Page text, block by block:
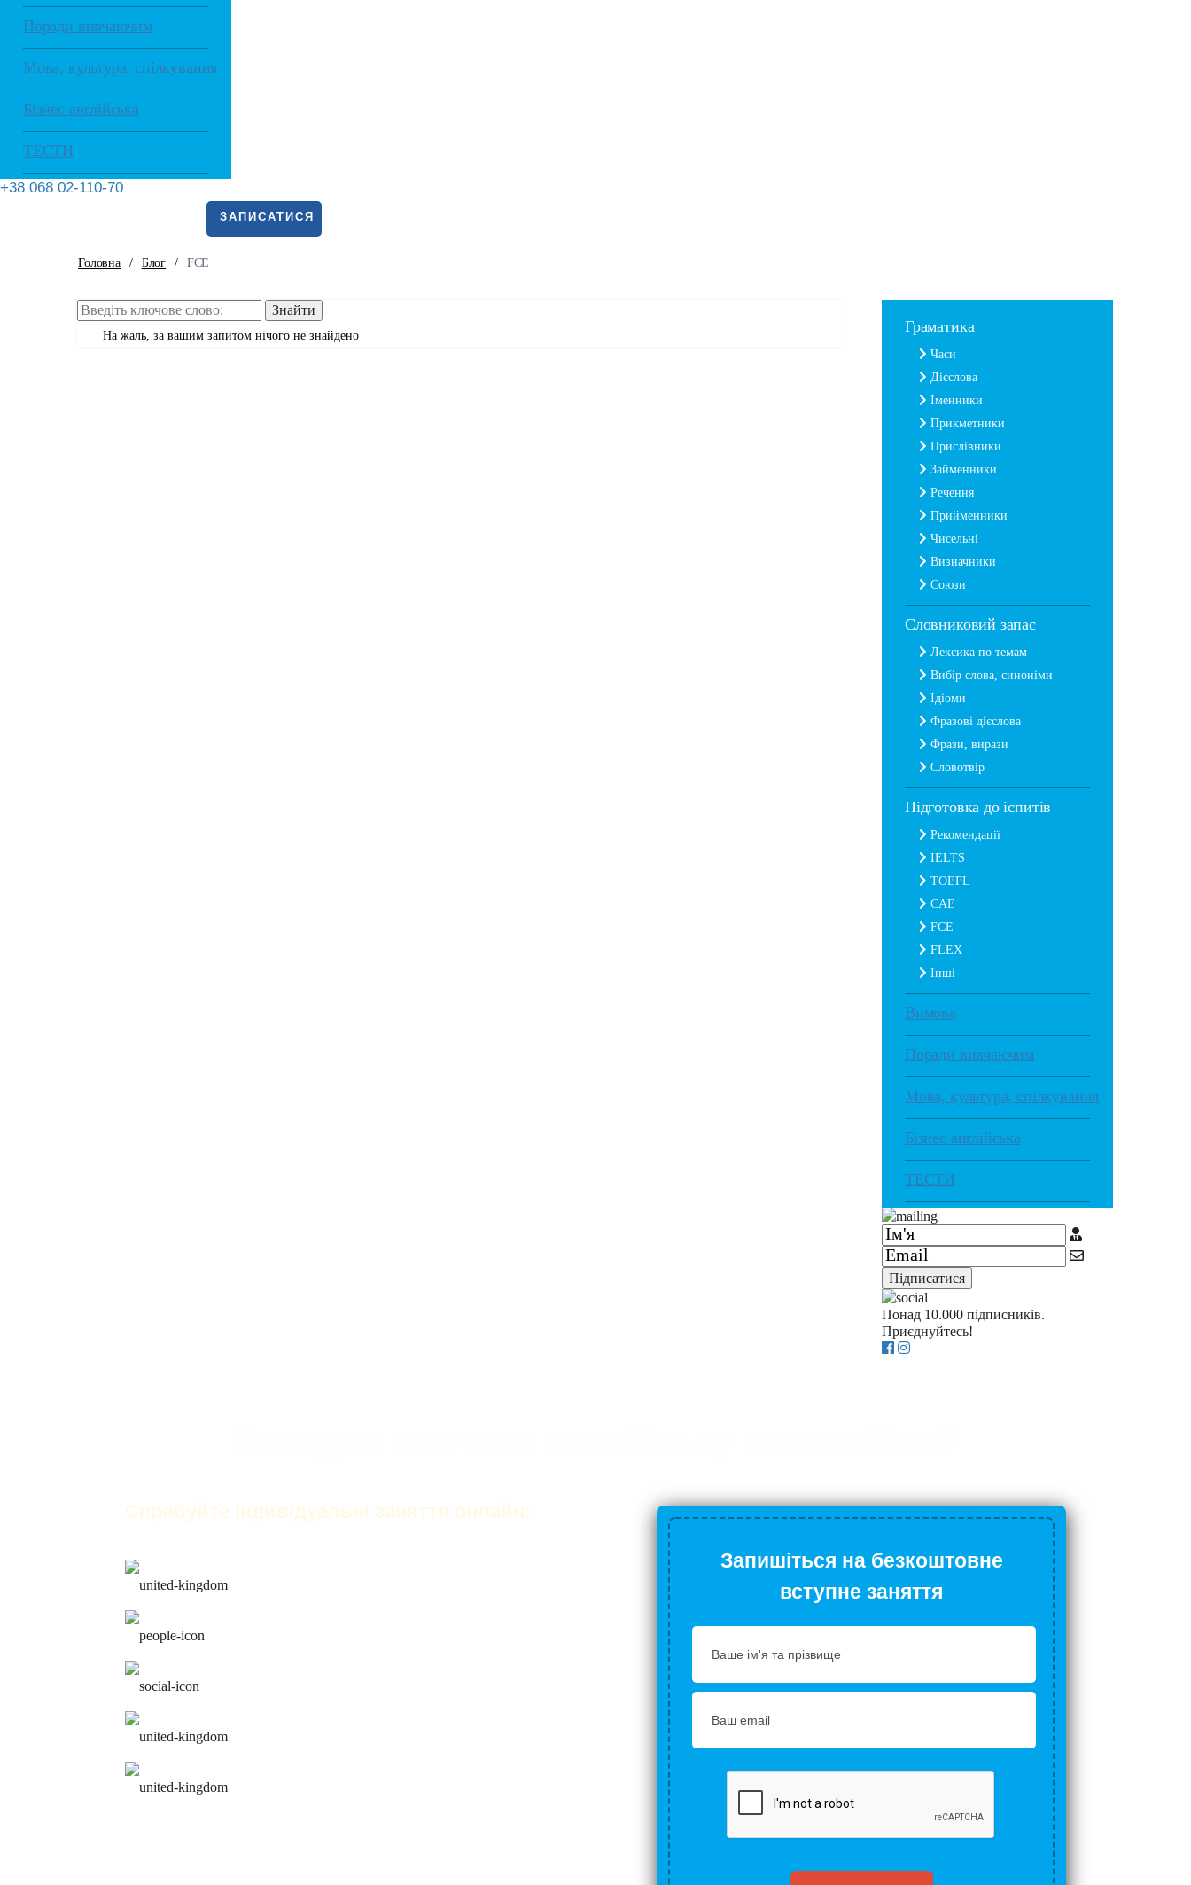
Поради вивчаючим
Мова, культура, спілкування
Бізнес англійська
ТЕСТИ
+38 068 02-110-70
ЗАПИСАТИСЯ
Головна / Блог / FCE
На жаль, за вашим запитом нічого не знайдено
Граматика
Часи
Дієслова
Іменники
Прикметники
Прислівники
Займенники
Речення
Прийменники
Чисельні
Визначники
Союзи
Словниковий запас
Лексика по темам
Вибір слова, синоніми
Ідіоми
Фразові дієслова
Фрази, вирази
Словотвір
Підготовка до іспитів
Рекомендації
IELTS
TOEFL
CAE
FCE
FLEX
Інші
Вимова
Поради вивчаючим
Мова, культура, спілкування
Бізнес англійська
ТЕСТИ
Підписатися
Понад 10.000 підписників.
Приєднуйтесь!
Спробуйте індивідуальні заняття онлайн:
Запишіться на безкоштовне
вступне заняття